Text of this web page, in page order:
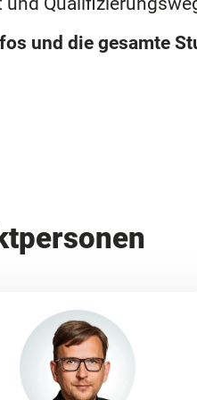
und die gesamte